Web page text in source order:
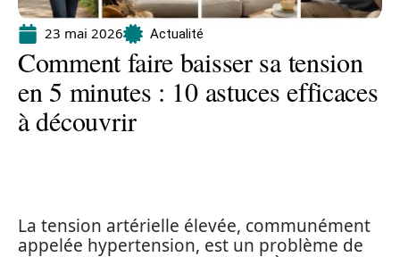
23 mai 2026 Actualité
Comment faire baisser sa tension
en 5 minutes : 10 astuces efficaces
à découvrir
La tension artérielle élevée, communément
appelée hypertension, est un problème de